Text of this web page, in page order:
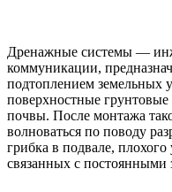
Дренажные системы —
коммуникации,
подтоплением земельных
поверхностные
почвы. После монтажа
волноваться по поводу
грибка в подвале,
связанных с постоянными